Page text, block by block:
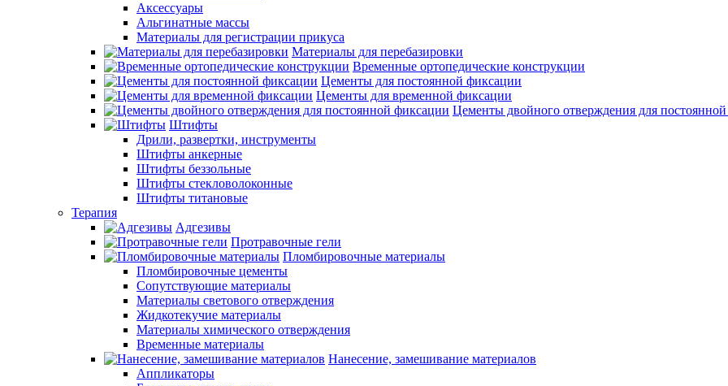
Аксессуары
Альгинатные массы
Материалы для регистрации прикуса
Материалы для перебазировки
Временные ортопедические конструкции
Цементы для постоянной фиксации
Цементы для временной фиксации
Цементы двойного отверждения для
Штифты
Дрили, развертки, инструменты
Штифты анкерные
Штифты беззольные
Штифты стекловолоконные
Штифты титановые
Терапия
Адгезивы
Протравочные гели
Пломбировочные материалы
Пломбировочные цементы
Сопутствующие материалы
Материалы светового отверждения
Жидкотекучие материалы
Материалы химического отверждения
Временные материалы
Нанесение, замешивание материалов
Аппликаторы